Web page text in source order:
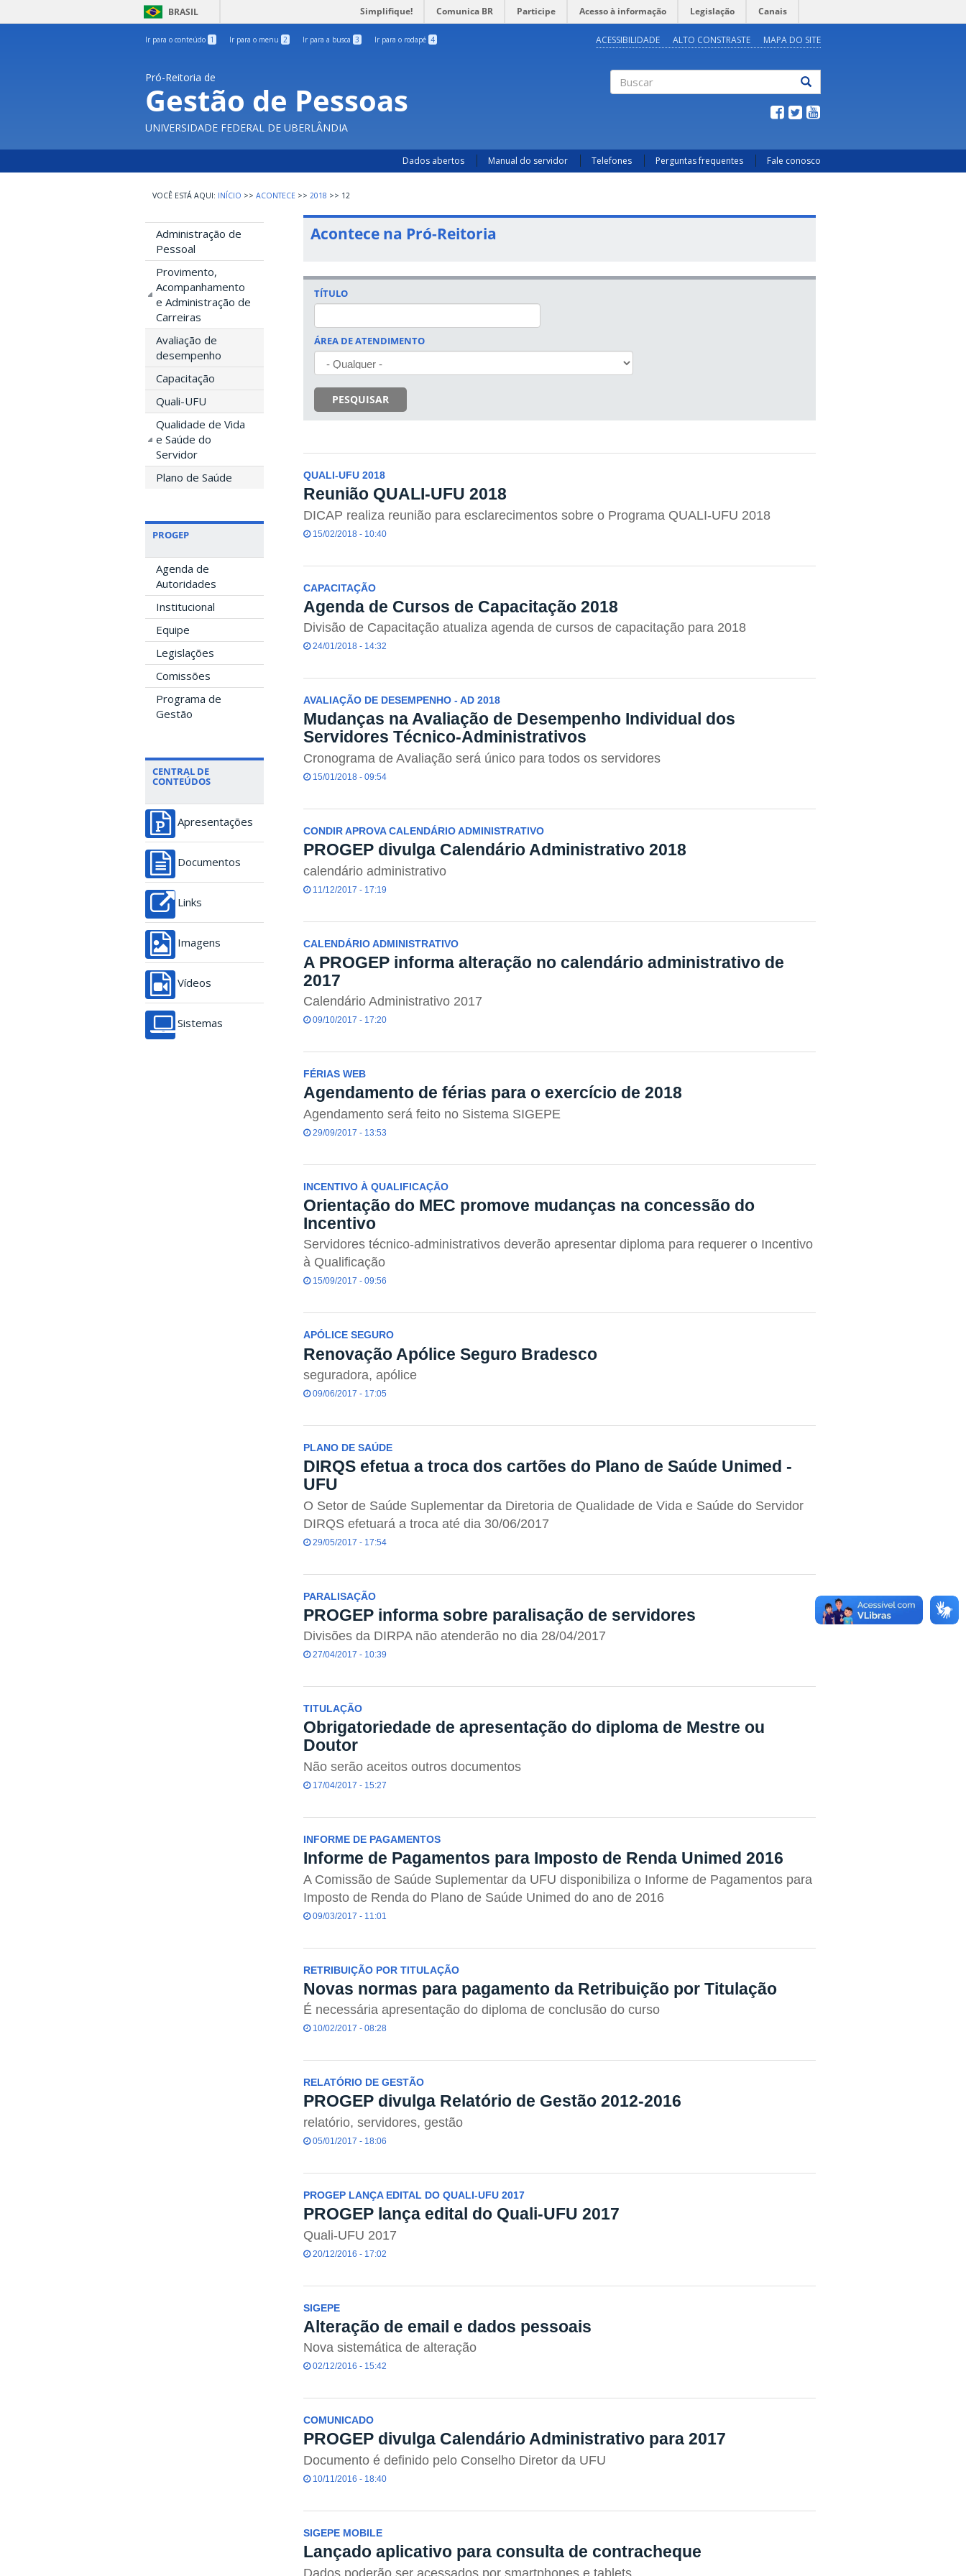
BRASIL Simplifique! Comunica BR Participe Acesso à informação Legislação Canais
Ir para o conteúdo 1 Ir para o menu 2 Ir para a busca 3 Ir para o rodapé 4 ACESSIBILIDADE ALTO CONSTRASTE MAPA DO SITE
Pró-Reitoria de
Gestão de Pessoas
UNIVERSIDADE FEDERAL DE UBERLÂNDIA
Dados abertos Manual do servidor Telefones Perguntas frequentes Fale conosco
INÍCIO >> ACONTECE >> 2018 >> 12
Administração de
Pessoal
Provimento,
Acompanhamento
e Administração de
Carreiras
Avaliação de
desempenho
Capacitação
Quali-UFU
Qualidade de Vida
e Saúde do
Servidor
Plano de Saúde
PROGEP
Agenda de
Autoridades
Institucional
Equipe
Legislações
Comissões
Programa de
Gestão
CENTRAL DE
CONTEÚDOS
Apresentações
Documentos
Links
Imagens
Vídeos
Sistemas
Acontece na Pró-Reitoria
TÍTULO
ÁREA DE ATENDIMENTO
PESQUISAR
QUALI-UFU 2018
Reunião QUALI-UFU 2018
DICAP realiza reunião para esclarecimentos sobre o Programa QUALI-UFU 2018
15/02/2018 - 10:40
CAPACITAÇÃO
Agenda de Cursos de Capacitação 2018
Divisão de Capacitação atualiza agenda de cursos de capacitação para 2018
24/01/2018 - 14:32
AVALIAÇÃO DE DESEMPENHO - AD 2018
Mudanças na Avaliação de Desempenho Individual dos
Servidores Técnico-Administrativos
Cronograma de Avaliação será único para todos os servidores
15/01/2018 - 09:54
CONDIR APROVA CALENDÁRIO ADMINISTRATIVO
PROGEP divulga Calendário Administrativo 2018
calendário administrativo
11/12/2017 - 17:19
CALENDÁRIO ADMINISTRATIVO
A PROGEP informa alteração no calendário administrativo de
2017
Calendário Administrativo 2017
09/10/2017 - 17:20
FÉRIAS WEB
Agendamento de férias para o exercício de 2018
Agendamento será feito no Sistema SIGEPE
29/09/2017 - 13:53
INCENTIVO À QUALIFICAÇÃO
Orientação do MEC promove mudanças na concessão do
Incentivo
Servidores técnico-administrativos deverão apresentar diploma para requerer o Incentivo
à Qualificação
15/09/2017 - 09:56
APÓLICE SEGURO
Renovação Apólice Seguro Bradesco
seguradora, apólice
09/06/2017 - 17:05
PLANO DE SAÚDE
DIRQS efetua a troca dos cartões do Plano de Saúde Unimed -
UFU
O Setor de Saúde Suplementar da Diretoria de Qualidade de Vida e Saúde do Servidor
DIRQS efetuará a troca até dia 30/06/2017
29/05/2017 - 17:54
PARALISAÇÃO
PROGEP informa sobre paralisação de servidores
Divisões da DIRPA não atenderão no dia 28/04/2017
27/04/2017 - 10:39
TITULAÇÃO
Obrigatoriedade de apresentação do diploma de Mestre ou
Doutor
Não serão aceitos outros documentos
17/04/2017 - 15:27
INFORME DE PAGAMENTOS
Informe de Pagamentos para Imposto de Renda Unimed 2016
A Comissão de Saúde Suplementar da UFU disponibiliza o Informe de Pagamentos para
Imposto de Renda do Plano de Saúde Unimed do ano de 2016
09/03/2017 - 11:01
RETRIBUIÇÃO POR TITULAÇÃO
Novas normas para pagamento da Retribuição por Titulação
É necessária apresentação do diploma de conclusão do curso
10/02/2017 - 08:28
RELATÓRIO DE GESTÃO
PROGEP divulga Relatório de Gestão 2012-2016
relatório, servidores, gestão
05/01/2017 - 18:06
PROGEP LANÇA EDITAL DO QUALI-UFU 2017
PROGEP lança edital do Quali-UFU 2017
Quali-UFU 2017
20/12/2016 - 17:02
SIGEPE
Alteração de email e dados pessoais
Nova sistemática de alteração
02/12/2016 - 15:42
COMUNICADO
PROGEP divulga Calendário Administrativo para 2017
Documento é definido pelo Conselho Diretor da UFU
10/11/2016 - 18:40
SIGEPE MOBILE
Lançado aplicativo para consulta de contracheque
Dados poderão ser acessados por smartphones e tablets